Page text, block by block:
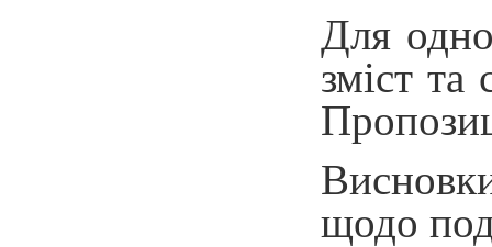
Для
зміст та
щодо